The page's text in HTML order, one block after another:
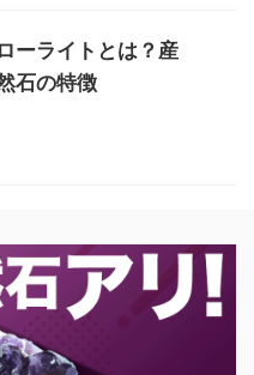
ーライトとは？産
石の特徴